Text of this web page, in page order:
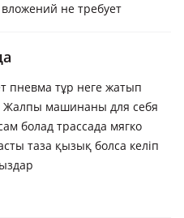
не требует
тұр неге жатып
Жалпы машинаны для себя
болад трассада мягко
таза қызық болса келіп